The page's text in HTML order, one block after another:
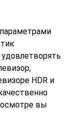
HDR и
вы